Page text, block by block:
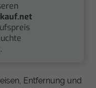
Entfernung und